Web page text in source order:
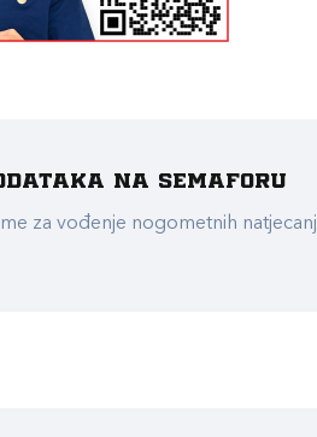
na Semaforu
za vođenje nogometnih